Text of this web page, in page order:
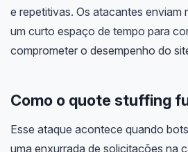
e repetitivas. Os atacantes enviam
um curto espaço de tempo para
comprometer o desempenho do
Como o quote stuffing
Esse ataque acontece quando
uma enxurrada de solicitações na